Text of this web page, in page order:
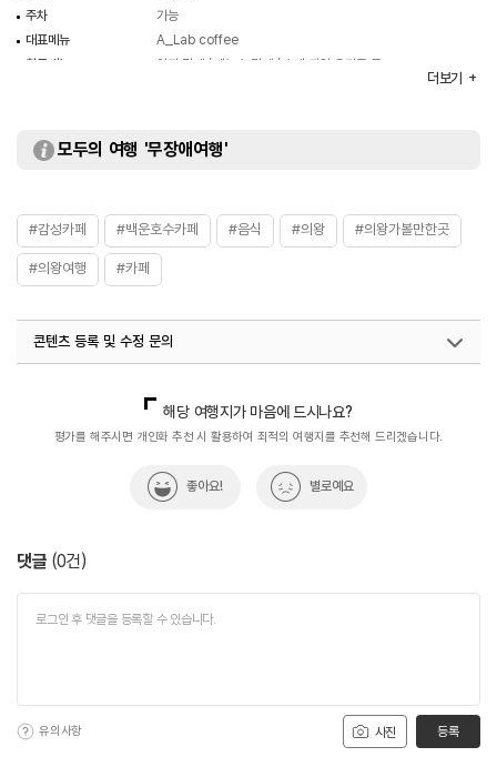
주차
가능
대표메뉴
A_Lab coffee
취급메뉴
아띠 라떼 / 제노스 라떼 / 수제 과일 요거트 등
더보기
모두의 여행 '무장애여행'
#감성카페 #백운호수카페 #음식 #의왕 #의왕가볼만한곳
#의왕여행 #카페
콘텐츠 등록 및 수정 문의
해당 여행지가 마음에 드시나요?
평가를 해주시면 개인화 추천 시 활용하여 최적의 여행지를 추천해 드리겠습니다.
좋아요! 별로예요
댓글 (0건)
사진
유의사항 등록